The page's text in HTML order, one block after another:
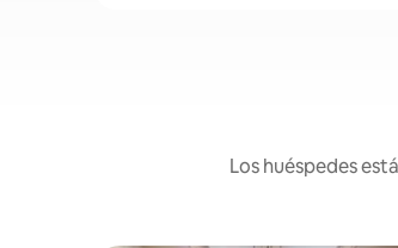
Los huéspedes